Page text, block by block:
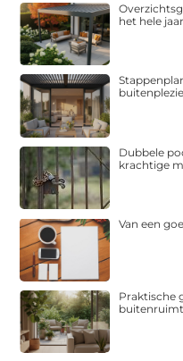
het hele
Dubbele
krachtige
Van een
Praktische